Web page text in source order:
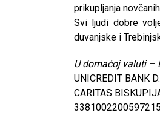
prikupljanja
Svi ljudi dobre
duvanjske i
U domaćoj valuti –
UNICREDIT BANK
CARITAS
3381002200597215